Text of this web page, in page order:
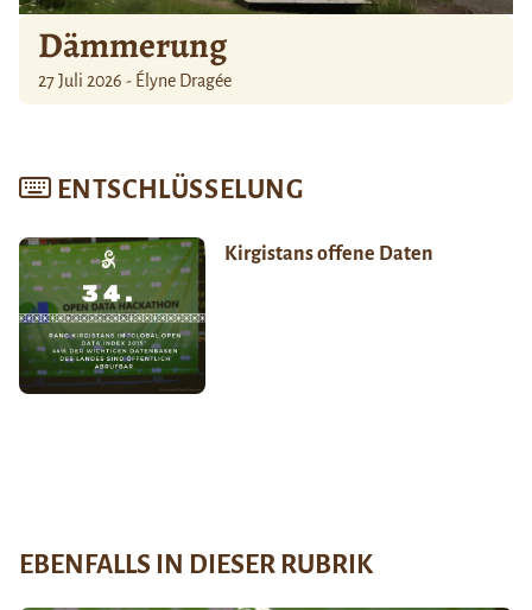
Dämmerung
27 Juli 2026 - Élyne Dragée
ENTSCHLÜSSELUNG
Kirgistans offene Daten
EBENFALLS IN DIESER RUBRIK